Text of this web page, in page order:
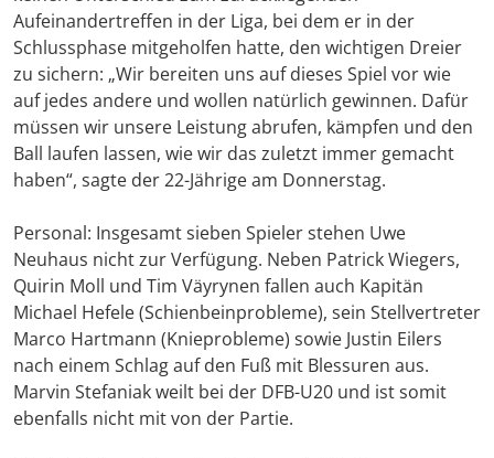
Aufeinandertreffen in der Liga, bei dem er in der
Schlussphase mitgeholfen hatte, den wichtigen Dreier
zu sichern: „Wir bereiten uns auf dieses Spiel vor wie
auf jedes andere und wollen natürlich gewinnen. Dafür
müssen wir unsere Leistung abrufen, kämpfen und den
Ball laufen lassen, wie wir das zuletzt immer gemacht
haben“, sagte der 22-Jährige am Donnerstag.
Personal: Insgesamt sieben Spieler stehen Uwe
Neuhaus nicht zur Verfügung. Neben Patrick Wiegers,
Quirin Moll und Tim Väyrynen fallen auch Kapitän
Michael Hefele (Schienbeinprobleme), sein Stellvertreter
Marco Hartmann (Knieprobleme) sowie Justin Eilers
nach einem Schlag auf den Fuß mit Blessuren aus.
Marvin Stefaniak weilt bei der DFB-U20 und ist somit
ebenfalls nicht mit von der Partie.